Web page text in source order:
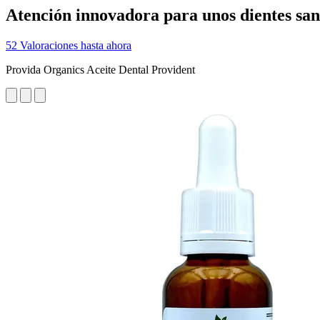
Atención innovadora para unos dientes
52 Valoraciones hasta ahora
Provida Organics Aceite Dental Provident